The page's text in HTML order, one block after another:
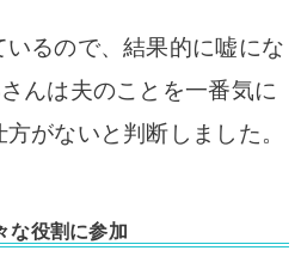
るので、結果的に嘘にな
んは夫のことを一番気に
がないと判断しました。
な役割に参加